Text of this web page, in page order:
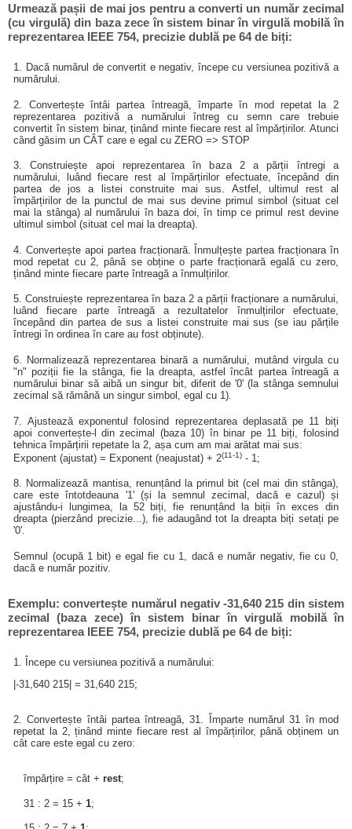
Urmează pașii de mai jos pentru a converti un număr zecimal
(cu virgulă) din baza zece în sistem binar în virgulă mobilă în
reprezentarea IEEE 754, precizie dublă pe 64 de biți:
1. Dacă numărul de convertit e negativ, începe cu versiunea pozitivă a
numărului.
2. Convertește întâi partea întreagă, împarte în mod repetat la 2
reprezentarea pozitivă a numărului întreg cu semn care trebuie
convertit în sistem binar, ținând minte fiecare rest al împărțirilor. Atunci
când găsim un CÂT care e egal cu ZERO => STOP
3. Construiește apoi reprezentarea în baza 2 a părții întregi a
numărului, luând fiecare rest al împărțirilor efectuate, începând din
partea de jos a listei construite mai sus. Astfel, ultimul rest al
împărțirilor de la punctul de mai sus devine primul simbol (situat cel
mai la stânga) al numărului în baza doi, în timp ce primul rest devine
ultimul simbol (situat cel mai la dreapta).
4. Convertește apoi partea fracționară. Înmulțește partea fracționara în
mod repetat cu 2, până se obține o parte fracționară egală cu zero,
ținând minte fiecare parte întreagă a înmulțirilor.
5. Construiește reprezentarea în baza 2 a părții fracționare a numărului,
luând fiecare parte întreagă a rezultatelor înmulțirilor efectuate,
începând din partea de sus a listei construite mai sus (se iau părțile
întregi în ordinea în care au fost obținute).
6. Normalizează reprezentarea binară a numărului, mutând virgula cu
"n" poziții fie la stânga, fie la dreapta, astfel încât partea întreagă a
numărului binar să aibă un singur bit, diferit de '0' (la stânga semnului
zecimal să rămână un singur simbol, egal cu 1).
7. Ajustează exponentul folosind reprezentarea deplasată pe 11 biți
apoi convertește-l din zecimal (baza 10) în binar pe 11 biți, folosind
tehnica împărțirii repetate la 2, așa cum am mai arătat mai sus:
Exponent (ajustat) = Exponent (neajustat) + 2(11-1) - 1;
8. Normalizează mantisa, renunțând la primul bit (cel mai din stânga),
care este întotdeauna '1' (și la semnul zecimal, dacă e cazul) și
ajustându-i lungimea, la 52 biți, fie renunțând la biții în exces din
dreapta (pierzând precizie...), fie adaugând tot la dreapta biți setați pe
'0'.
Semnul (ocupă 1 bit) e egal fie cu 1, dacă e număr negativ, fie cu 0,
dacă e număr pozitiv.
Exemplu: convertește numărul negativ -31,640 215 din sistem
zecimal (baza zece) în sistem binar în virgulă mobilă în
reprezentarea IEEE 754, precizie dublă pe 64 de biți:
1. Începe cu versiunea pozitivă a numărului:
|-31,640 215| = 31,640 215;
2. Convertește întâi partea întreagă, 31. Împarte numărul 31 în mod
repetat la 2, ținând minte fiecare rest al împărțirilor, până obținem un
cât care este egal cu zero:
împărțire = cât + rest;
31 : 2 = 15 + 1;